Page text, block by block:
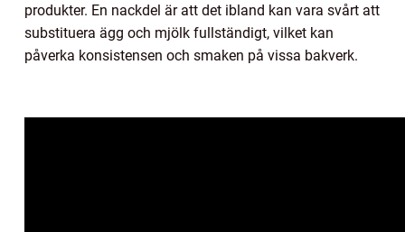
produkter. En nackdel är att det ibland kan vara svårt att
substituera ägg och mjölk fullständigt, vilket kan
påverka konsistensen och smaken på vissa bakverk.